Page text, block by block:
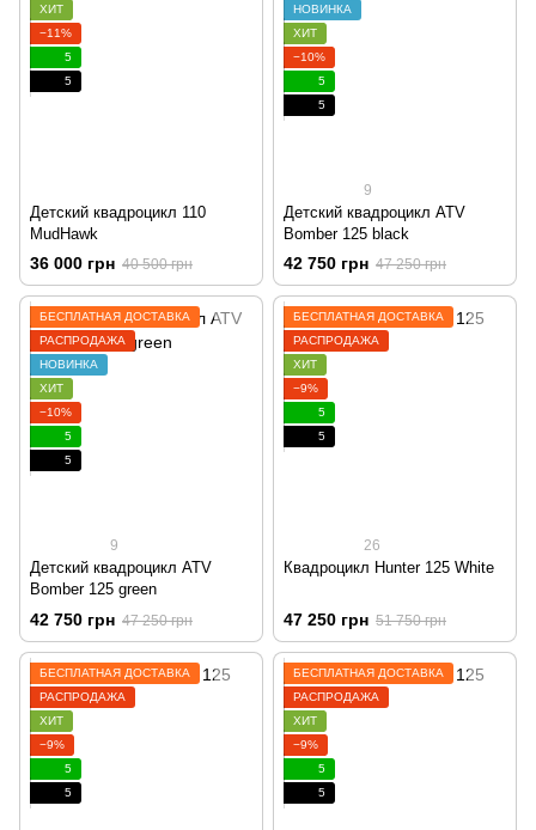
ХИТ
−11%
5
5
Детский квадроцикл 110
MudHawk
36 000 грн 40 500 грн
НОВИНКА
ХИТ
−10%
5
5
9
Детский квадроцикл ATV
Bomber 125 black
42 750 грн 47 250 грн
БЕСПЛАТНАЯ ДОСТАВКА
РАСПРОДАЖА
НОВИНКА
ХИТ
−10%
5
5
9
Детский квадроцикл ATV
Bomber 125 green
42 750 грн 47 250 грн
БЕСПЛАТНАЯ ДОСТАВКА
РАСПРОДАЖА
ХИТ
−9%
5
5
26
Квадроцикл Hunter 125 White
47 250 грн 51 750 грн
БЕСПЛАТНАЯ ДОСТАВКА
РАСПРОДАЖА
ХИТ
−9%
5
5
БЕСПЛАТНАЯ ДОСТАВКА
РАСПРОДАЖА
ХИТ
−9%
5
5